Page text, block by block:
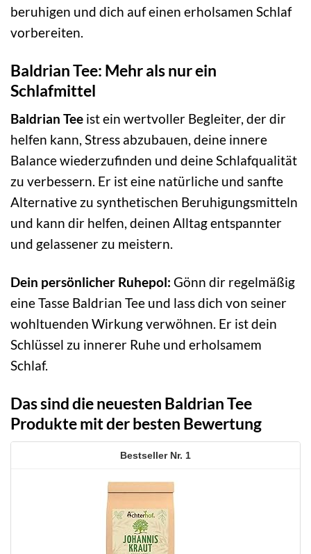
beruhigen und dich auf einen erholsamen Schlaf
vorbereiten.
Baldrian Tee: Mehr als nur ein
Schlafmittel
Baldrian Tee ist ein wertvoller Begleiter, der dir
helfen kann, Stress abzubauen, deine innere
Balance wiederzufinden und deine Schlafqualität
zu verbessern. Er ist eine natürliche und sanfte
Alternative zu synthetischen Beruhigungsmitteln
und kann dir helfen, deinen Alltag entspannter
und gelassener zu meistern.
Dein persönlicher Ruhepol: Gönn dir regelmäßig
eine Tasse Baldrian Tee und lass dich von seiner
wohltuenden Wirkung verwöhnen. Er ist dein
Schlüssel zu innerer Ruhe und erholsamem
Schlaf.
Das sind die neuesten Baldrian Tee
Produkte mit der besten Bewertung
1